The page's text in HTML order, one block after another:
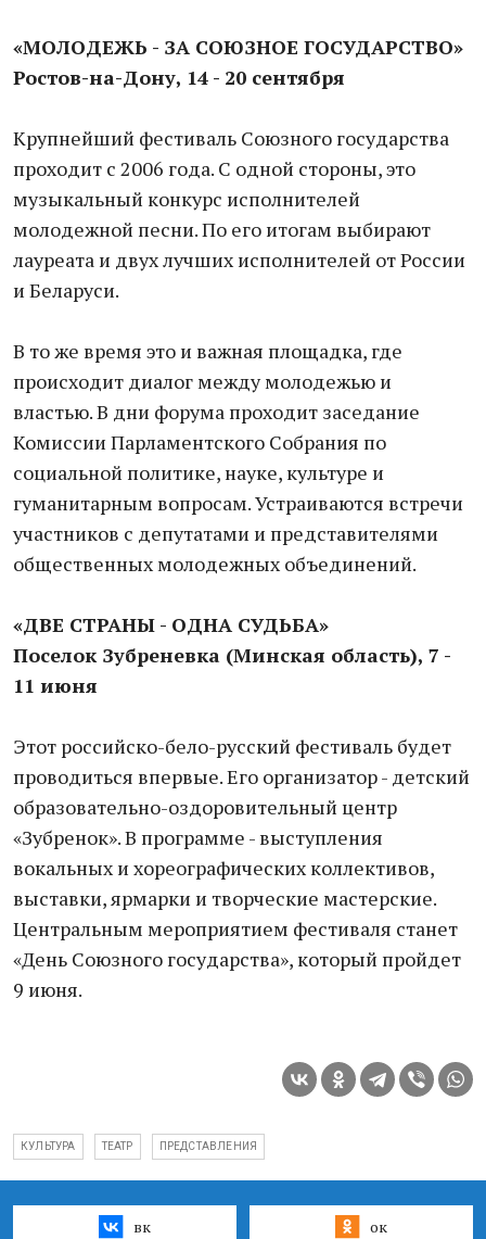
«МОЛОДЕЖЬ - ЗА СОЮЗНОЕ ГОСУДАРСТВО»
Ростов-на-Дону, 14 - 20 сентября
Крупнейший фестиваль Союзного государства
проходит с 2006 года. С одной стороны, это
музыкальный конкурс исполнителей
молодежной песни. По его итогам выбирают
лауреата и двух лучших исполнителей от России
и Беларуси.
В то же время это и важная площадка, где
происходит диалог между молодежью и
властью. В дни форума проходит заседание
Комиссии Парламентского Собрания по
социальной политике, науке, культуре и
гуманитарным вопросам. Устраиваются встречи
участников с депутатами и представителями
общественных молодежных объединений.
«ДВЕ СТРАНЫ - ОДНА СУДЬБА»
Поселок Зубреневка (Минская область), 7 -
11 июня
Этот российско-бело-русский фестиваль будет
проводиться впервые. Его организатор - детский
образовательно-оздоровительный центр
«Зубренок». В программе - выступления
вокальных и хореографических коллективов,
выставки, ярмарки и творческие мастерские.
Центральным мероприятием фестиваля станет
«День Союзного государства», который пройдет
9 июня.
КУЛЬТУРА ТЕАТР ПРЕДСТАВЛЕНИЯ
вк ок